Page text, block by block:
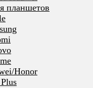
планшетов
Honor